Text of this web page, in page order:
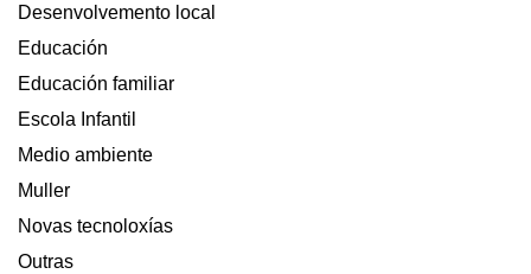
Desenvolvemento local
Educación
Educación familiar
Escola Infantil
Medio ambiente
Muller
Novas tecnoloxías
Outras